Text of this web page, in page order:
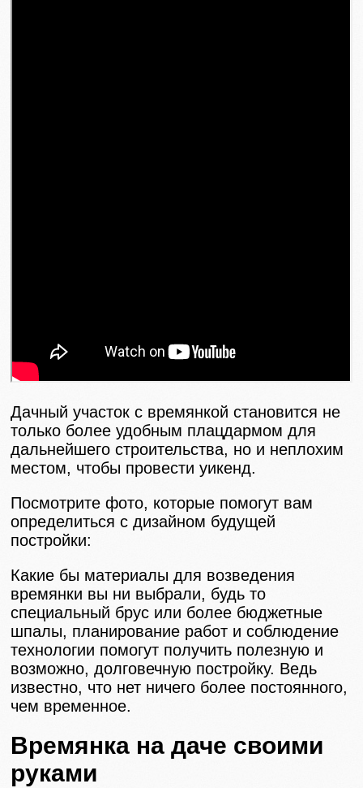
Дачный участок с времянкой становится не
только более удобным плацдармом для
дальнейшего строительства, но и неплохим
местом, чтобы провести уикенд.
Посмотрите фото, которые помогут вам
определиться с дизайном будущей
постройки:
Какие бы материалы для возведения
времянки вы ни выбрали, будь то
специальный брус или более бюджетные
шпалы, планирование работ и соблюдение
технологии помогут получить полезную и
возможно, долговечную постройку. Ведь
известно, что нет ничего более постоянного,
чем временное.
Времянка на даче своими
руками